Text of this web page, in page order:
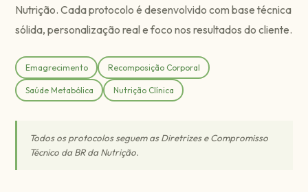
Nutrição. Cada protocolo é desenvolvido com base técnica
sólida, personalização real e foco nos resultados do cliente.
Emagrecimento Recomposição Corporal
Saúde Metabólica Nutrição Clínica
Todos os protocolos seguem as Diretrizes e Compromisso
Técnico da BR da Nutrição.